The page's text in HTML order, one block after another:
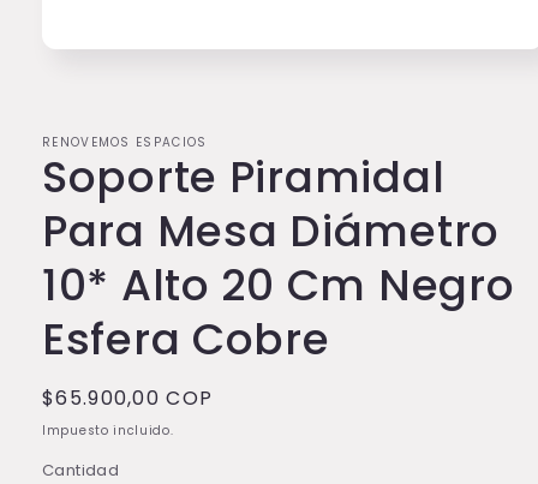
una
ventana
modal
RENOVEMOS ESPACIOS
Soporte Piramidal
Para Mesa Diámetro
10* Alto 20 Cm Negro
Esfera Cobre
Precio
habitual
$65.900,00 COP
Impuesto incluido.
Cantidad